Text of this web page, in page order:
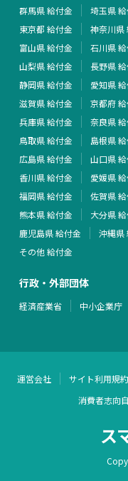
群馬県 給付金
埼玉県
東京都 給付金
神奈川県
富山県 給付金
石川県
山梨県 給付金
長野県
静岡県 給付金
愛知県
滋賀県 給付金
京都府
兵庫県 給付金
奈良県
鳥取県 給付金
島根県
広島県 給付金
山口県
香川県 給付金
愛媛県
福岡県 給付金
佐賀県
熊本県 給付金
大分県
鹿児島県 給付金
沖縄県
その他 給付金
行政・外部団体
経済産業省 中小企業庁
運営会社 サイト利用規約
消費者志向
ス